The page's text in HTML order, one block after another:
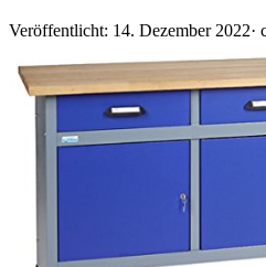
Veröffentlicht: 14. Dezember 2022·